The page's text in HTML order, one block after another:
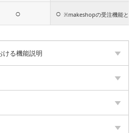
○
○ ※makeshopの受注機能とク
る機能説明